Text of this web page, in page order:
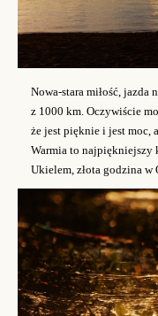
Nowa-stara miłość, jazda
z 1000 km. Oczywiście
że jest pięknie i jest moc,
Warmia to najpiękniejszy
Ukielem, złota godzina